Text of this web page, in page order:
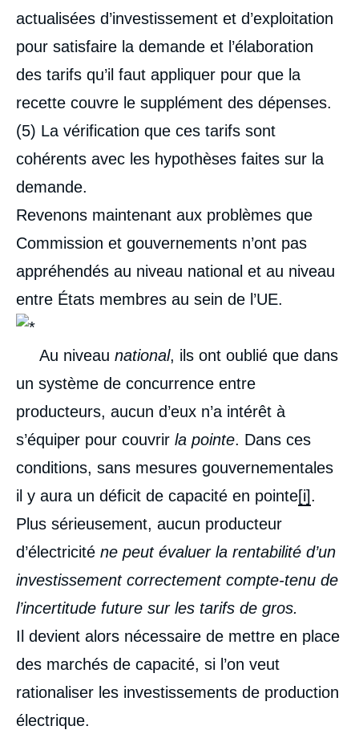
actualisées d’investissement et d’exploitation
pour satisfaire la demande et l’élaboration
des tarifs qu’il faut appliquer pour que la
recette couvre le supplément des dépenses.
(5) La vérification que ces tarifs sont
cohérents avec les hypothèses faites sur la
demande.
Revenons maintenant aux problèmes que
Commission et gouvernements n’ont pas
appréhendés au niveau national et au niveau
entre États membres au sein de l’UE.
Au niveau national, ils ont oublié que dans
un système de concurrence entre
producteurs, aucun d’eux n’a intérêt à
s’équiper pour couvrir la pointe. Dans ces
conditions, sans mesures gouvernementales
il y aura un déficit de capacité en pointe[i].
Plus sérieusement, aucun producteur
d’électricité ne peut évaluer la rentabilité d’un
investissement correctement compte-tenu de
l’incertitude future sur les tarifs de gros.
Il devient alors nécessaire de mettre en place
des marchés de capacité, si l’on veut
rationaliser les investissements de production
électrique.
Image
de
couverture
de